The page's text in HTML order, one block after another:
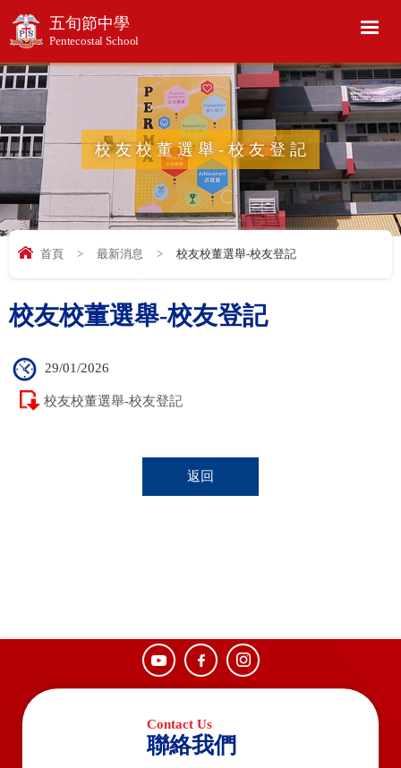
五旬節中學
Pentecostal School
校友校董選舉-校友登記
首頁 > 最新消息 > 校友校董選舉-校友登記
校友校董選舉-校友登記
29/01/2026
校友校董選舉-校友登記
返回
聯絡我們